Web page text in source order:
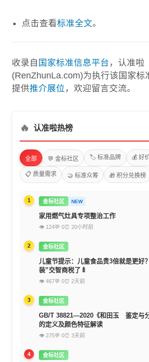
点击查看标准全文。
收录自 国家标准信息平台 ，认准啦
(RenZhunLa.com)为执行该国家标
提供推介展位 ，欢迎留言交流。
🔥 认准啦热榜
全部 💬 金标社区 🏷️ 标准品牌 💰 好
📋 质量需求 🤝 标准众筹 🎁 积分兑换榜
1 金标社区 NEW
家用燃气灶具专项整治工作
👁 124💬 0⏰ 20小时前
2 金标社区
儿童节提示：儿童食品贵3倍就是更好
装”交智商税了🍼
👁 467💬 0⏰ 2天前
3 金标社区
GB/T 38821—2020《和田玉 鉴定与
的定义及颜色特征解读
👁 275💬 0⏰ 3天前
4 金标社区